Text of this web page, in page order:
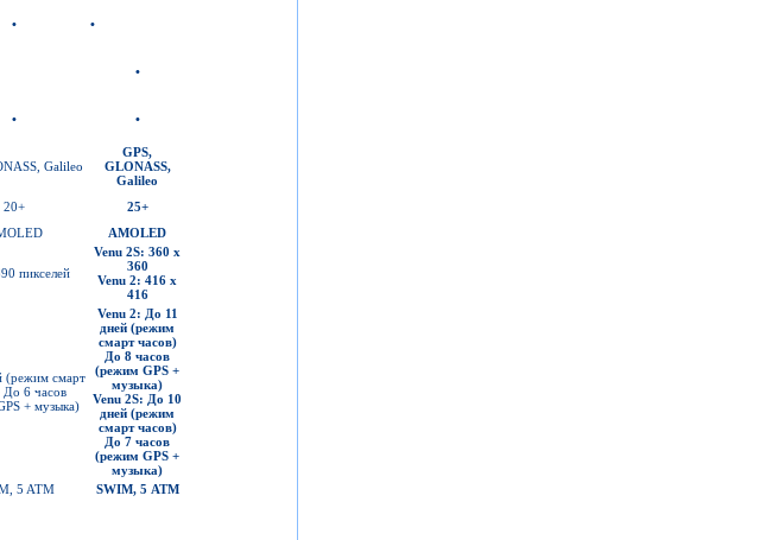
• •
•
• •
Galileo
GPS,
GLONASS,
Galileo
20+
25+
AMOLED
пикселей
Venu 2S: 360 x
360
Venu 2: 416 x
416
(режим смарт
До 6 часов
+ музыка)
Venu 2: До 11
дней (режим
смарт часов)
До 8 часов
(режим GPS +
музыка)
Venu 2S: До 10
дней (режим
смарт часов)
До 7 часов
(режим GPS +
музыка)
5 ATM SWIM, 5 ATM